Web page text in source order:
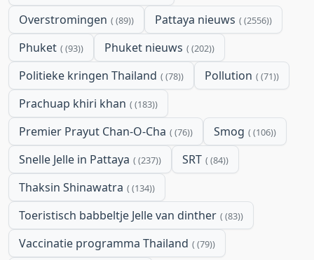
Overstromingen (89) Pattaya nieuws (2556)
Phuket (93) Phuket nieuws (202)
Politieke kringen Thailand (78) Pollution (71)
Prachuap khiri khan (183)
Premier Prayut Chan-O-Cha (76) Smog (106)
Snelle Jelle in Pattaya (237) SRT (84)
Thaksin Shinawatra (134)
Toeristisch babbeltje Jelle van dinther (83)
Vaccinatie programma Thailand (79)